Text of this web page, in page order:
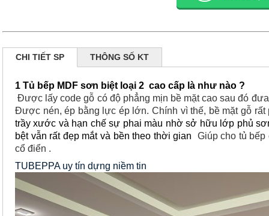
CHI TIẾT SP THÔNG SỐ KT
1 Tủ bếp MDF sơn biệt loại 2 cao cấp là như nào ?
Được lấy code gỗ có độ phẳng mịn bề mặt cao sau đó
Được nén, ép bằng lực ép lớn. Chính vì thế, bề mặt gỗ rất
trầy xước và hạn chế sự phai màu nhờ sở hữu lớp phủ
bệt vẫn rất đẹp mắt và bền theo thời gian
Giúp cho tủ
cổ điển .
TUBEPPA uy tín dựng niềm tin